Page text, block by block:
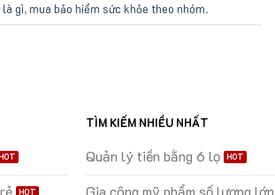
là gì,mua bảo hiểm sức khỏe theo nhóm.
TÌM KIẾM NHIỀU NHẤT
Quản lý tiền bằng 6 lọ
Gia công mỹ phẩm số lượng lớn